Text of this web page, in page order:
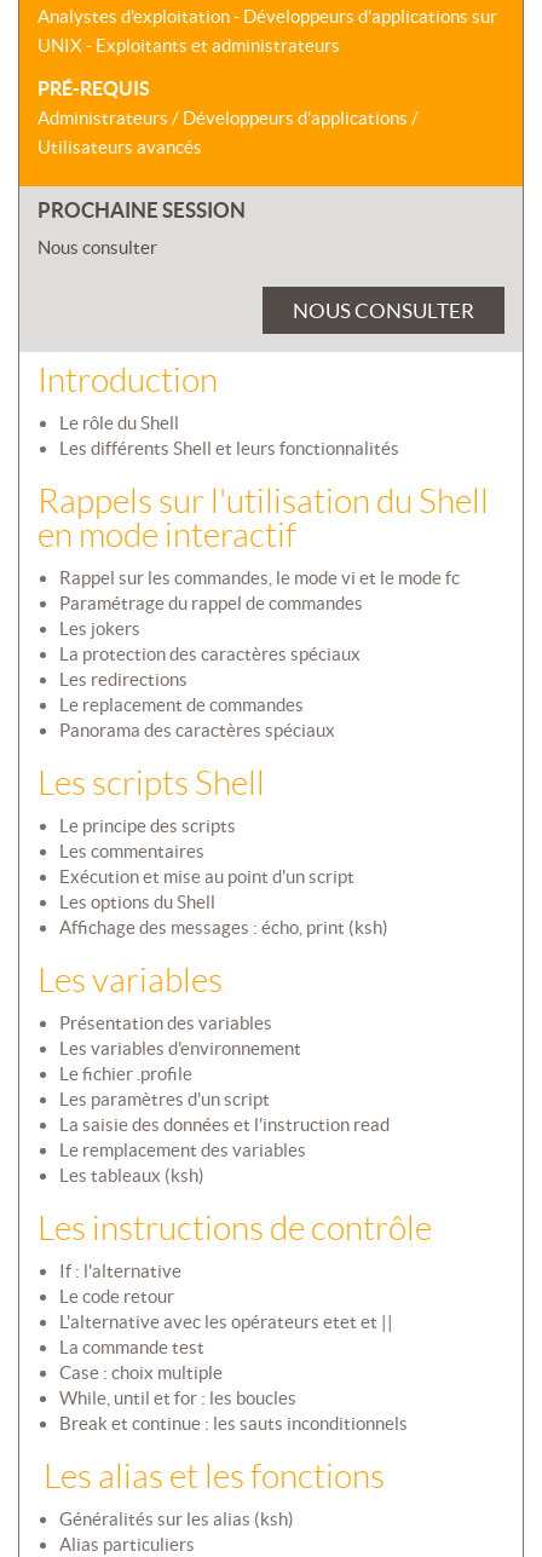
Analystes d'exploitation - Développeurs d'applications sur
UNIX - Exploitants et administrateurs
PRÉ-REQUIS
Administrateurs / Développeurs d'applications /
Utilisateurs avancés
PROCHAINE SESSION
Nous consulter
NOUS CONSULTER
Introduction
Le rôle du Shell
Les différents Shell et leurs fonctionnalités
Rappels sur l'utilisation du Shell
en mode interactif
Rappel sur les commandes, le mode vi et le mode fc
Paramétrage du rappel de commandes
Les jokers
La protection des caractères spéciaux
Les redirections
Le replacement de commandes
Panorama des caractères spéciaux
Les scripts Shell
Le principe des scripts
Les commentaires
Exécution et mise au point d'un script
Les options du Shell
Affichage des messages : écho, print (ksh)
Les variables
Présentation des variables
Les variables d'environnement
Le fichier .profile
Les paramètres d'un script
La saisie des données et l'instruction read
Le remplacement des variables
Les tableaux (ksh)
Les instructions de contrôle
If : l'alternative
Le code retour
L'alternative avec les opérateurs etet et ||
La commande test
Case : choix multiple
While, until et for : les boucles
Break et continue : les sauts inconditionnels
Les alias et les fonctions
Généralités sur les alias (ksh)
Alias particuliers